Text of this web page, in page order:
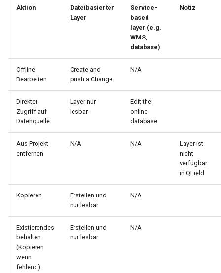
Aktion
Dateibasierter
Layer
Service-
based
layer (e.g.
WMS,
database)
Notiz
Offline
Bearbeiten
Create and
push a Change
N/A
Direkter
Zugriff auf
Datenquelle
Layer nur
lesbar
Edit the
online
database
Aus Projekt
entfernen
N/A N/A
Layer ist
nicht
verfügbar
in QField
Kopieren
Erstellen und
nur lesbar
N/A
Existierendes
behalten
(Kopieren
wenn
fehlend)
Erstellen und
nur lesbar
N/A